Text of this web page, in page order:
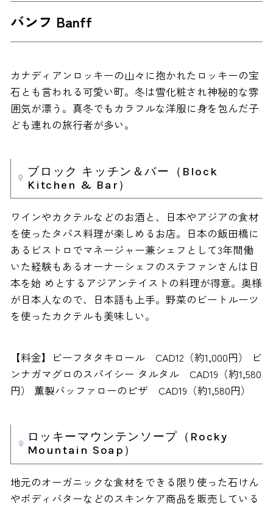
バンフ Banff
カナディアンロッキーの山々に抱かれたロッキーの宝
石とも言われる可愛い町。冬は雪化粧され神秘的な雰
囲気が漂う。真冬でもカラフルな洋服に身を包んだ子
ども連れの旅行者が多い。
ブロック キッチン＆バー（Block
Kitchen & Bar）
ワインやカクテルなどのお酒と、日本やアジアの食材
を使ったタパス料理が楽しめるお店。日本の飯田橋に
あるビストロでマネージャー兼シェフとして3年間働
いた経験もあるオーナーシェフのステファンさんは日
本を始 めとするアジアンテイストの料理が得意。奥様
が日本人なので、日本語も上手。野菜のビートルーツ
を使ったカクテルも美味しい。
【料金】ビーフタタキロール CAD12（約1,000円） ビ
ンナガマグロのスパイシー タルタル CAD19（約1,580
円） 薫製バッファローのピザ CAD19（約1,580円）
ロッキーマウンテンソープ（Rocky
Mountain Soap）
地元のオーガニックな食材をできる限り使った石けん
やボディバターなどのスキンケア商品を販売している